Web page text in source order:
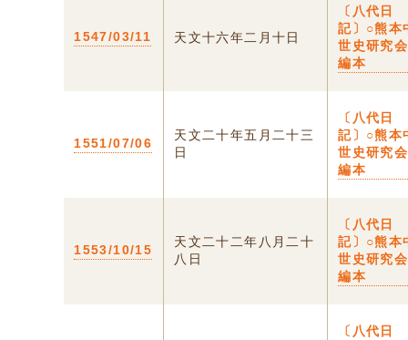
1547/03/11 天文十六年二月十日
〔八代日
記〕○熊本
世史研究会
編本
1551/07/06
天文二十年五月二十三
日
〔八代日
記〕○熊本
世史研究会
編本
1553/10/15
天文二十二年八月二十
八日
〔八代日
記〕○熊本
世史研究会
編本
〔八代日